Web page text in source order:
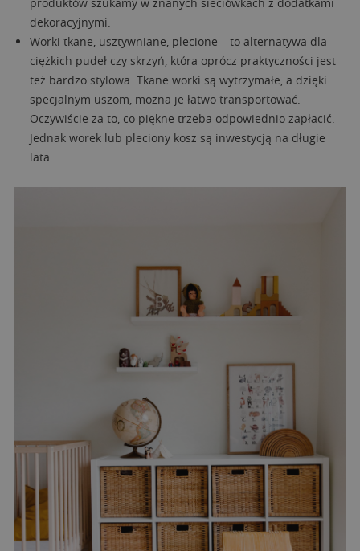
dekoracyjnymi.
Worki tkane, usztywniane, plecione – to alternatywa dla
ciężkich pudeł czy skrzyń, która oprócz praktyczności jest
też bardzo stylowa. Tkane worki są wytrzymałe, a dzięki
specjalnym uszom, można je łatwo transportować.
Oczywiście za to, co piękne trzeba odpowiednio zapłacić.
Jednak worek lub pleciony kosz są inwestycją na długie
lata.